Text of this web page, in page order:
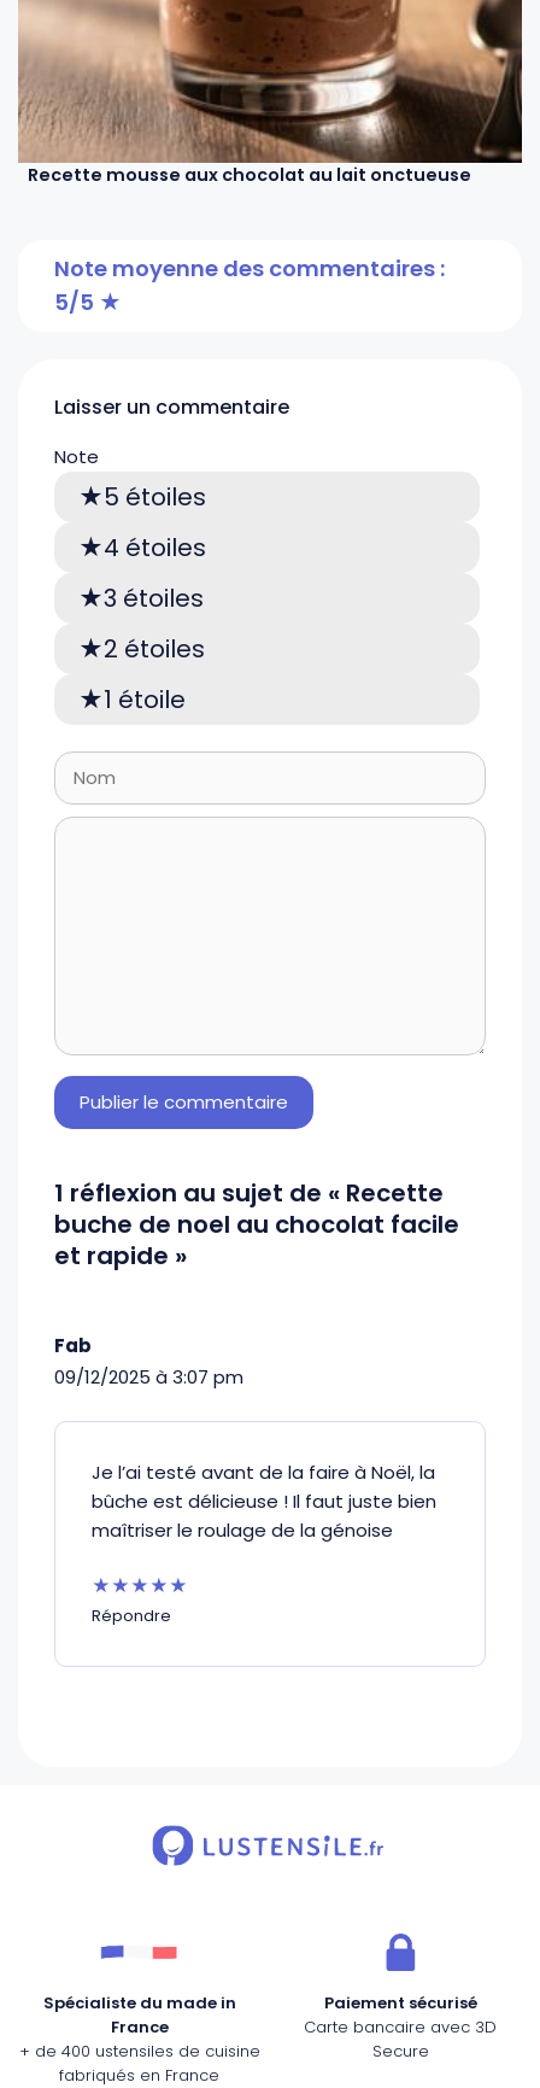
Recette mousse aux chocolat au lait onctueuse
Note moyenne des commentaires :
5/5
1 réflexion au sujet de « Recette
buche de noel au chocolat facile
et rapide »
Fab
09/12/2025 à 3:07 pm
Je l’ai testé avant de la faire à Noël, la
bûche est délicieuse ! Il faut juste bien
maîtriser le roulage de la génoise
★★★★★
Répondre
Laisser un commentaire
Note
5 étoiles
4 étoiles
3 étoiles
2 étoiles
1 étoile
Spécialiste du made in
France
+ de 400 ustensiles de cuisine
fabriqués en France
Paiement sécurisé
Carte bancaire avec 3D
Secure